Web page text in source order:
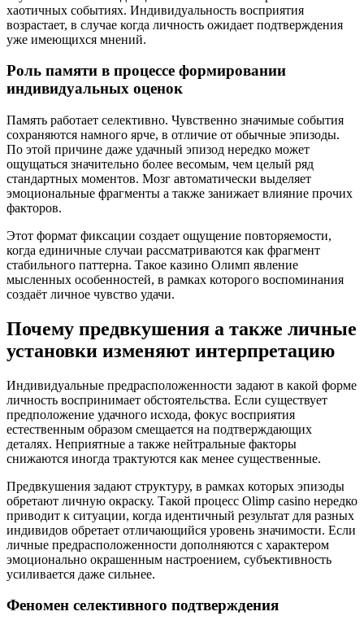
хаотичных событиях. Индивидуальность восприятия
возрастает, в случае когда личность ожидает подтверждения
уже имеющихся мнений.
Роль памяти в процессе формировании
индивидуальных оценок
Память работает селективно. Чувственно значимые события
сохраняются намного ярче, в отличие от обычные эпизоды.
По этой причине даже удачный эпизод нередко может
ощущаться значительно более весомым, чем целый ряд
стандартных моментов. Мозг автоматически выделяет
эмоциональные фрагменты а также занижает влияние прочих
факторов.
Этот формат фиксации создает ощущение повторяемости,
когда единичные случаи рассматриваются как фрагмент
стабильного паттерна. Такое казино Олимп явление
мысленных особенностей, в рамках которого воспоминания
создаёт личное чувство удачи.
Почему предвкушения а также личные
установки изменяют интерпретацию
Индивидуальные предрасположенности задают в какой форме
личность воспринимает обстоятельства. Если существует
предположение удачного исхода, фокус восприятия
естественным образом смещается на подтверждающих
деталях. Неприятные а также нейтральные факторы
снижаются иногда трактуются как менее существенные.
Предвкушения задают структуру, в рамках которых эпизоды
обретают личную окраску. Такой процесс Olimp casino нередко
приводит к ситуации, когда идентичный результат для разных
индивидов обретает отличающийся уровень значимости. Если
личные предрасположенности дополняются c характером
эмоционально окрашенным настроением, субъективность
усиливается даже сильнее.
Феномен селективного подтверждения